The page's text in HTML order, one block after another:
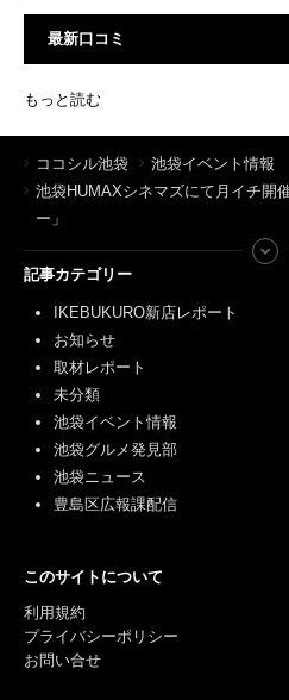
最新口コミ
もっと読む
ココシル池袋
池袋イベント情報
池袋HUMAXシネマズにて月イチ開
ー」
記事カテゴリー
IKEBUKURO新店レポート
お知らせ
取材レポート
未分類
池袋イベント情報
池袋グルメ発見部
池袋ニュース
豊島区広報課配信
このサイトについて
利用規約
プライバシーポリシー
お問い合せ